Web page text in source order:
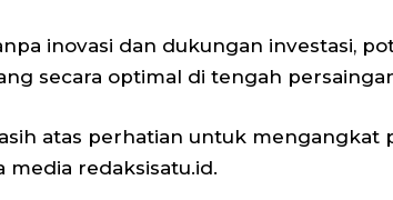
inovasi dan dukungan investasi,
secara optimal di tengah
atas perhatian untuk mengangkat
media redaksisatu.id.